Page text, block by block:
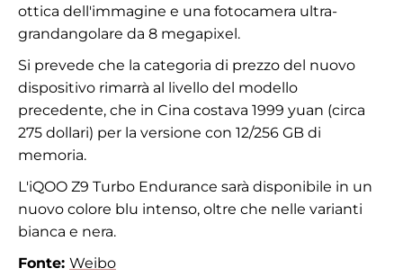
ottica dell'immagine e una fotocamera ultra-
grandangolare da 8 megapixel.
Si prevede che la categoria di prezzo del nuovo
dispositivo rimarrà al livello del modello
precedente, che in Cina costava 1999 yuan (circa
275 dollari) per la versione con 12/256 GB di
memoria.
L'iQOO Z9 Turbo Endurance sarà disponibile in un
nuovo colore blu intenso, oltre che nelle varianti
bianca e nera.
Fonte: Weibo